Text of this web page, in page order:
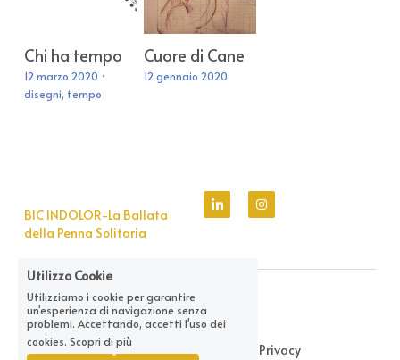
Chi ha tempo
12 marzo 2020 ·
disegni, tempo
Cuore di Cane
12 gennaio 2020
BIC INDOLOR-La Ballata
della Penna Solitaria
Bic Indolor 2025
Termini & Condizioni Normativa sulla Privacy
Utilizzo Cookie
Utilizziamo i cookie per garantire
un'esperienza di navigazione senza
problemi. Accettando, accetti l'uso dei
cookies. Scopri di più